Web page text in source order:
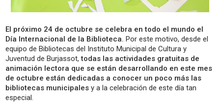
El próximo 24 de octubre se celebra en todo el mundo el
Día Internacional de la Biblioteca. Por este motivo, desde el
equipo de Bibliotecas del Instituto Municipal de Cultura y
Juventud de Burjassot,todas las actividades gratuitas de
animación lectora que se están desarrollando en este mes
de octubre están dedicadas a conocer un poco más las
bibliotecas municipales y a la celebración de este día tan
especial.